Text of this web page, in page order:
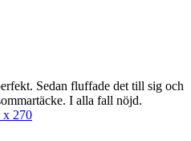
Sedan fluffade det till sig och
I alla fall nöjd.
x 270